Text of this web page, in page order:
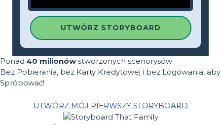
UTWÓRZ STORYBOARD
Ponad 40 milionów stworzonych scenorysów
Bez Pobierania, bez Karty Kredytowej i bez Logowania, aby
Spróbować!
UTWÓRZ MÓJ PIERWSZY STORYBOARD